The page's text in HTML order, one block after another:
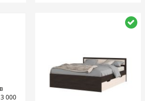
000